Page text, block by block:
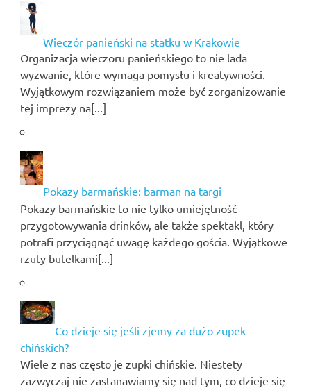
Wieczór panieński na statku w Krakowie
Organizacja wieczoru panieńskiego to nie lada
wyzwanie, które wymaga pomysłu i kreatywności.
Wyjątkowym rozwiązaniem może być zorganizowanie
tej imprezy na[...]
Pokazy barmańskie: barman na targi
Pokazy barmańskie to nie tylko umiejętność
przygotowywania drinków, ale także spektakl, który
potrafi przyciągnąć uwagę każdego gościa. Wyjątkowe
rzuty butelkami[...]
Co dzieje się jeśli zjemy za dużo zupek
chińskich?
Wiele z nas często je zupki chińskie. Niestety
zazwyczaj nie zastanawiamy się nad tym, co dzieje się